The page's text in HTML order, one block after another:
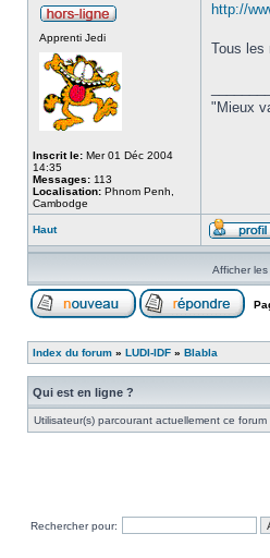
Apprenti Jedi
Inscrit le: Mer 01 Déc 2004
14:35
Messages: 113
Localisation: Phnom Penh,
Cambodge
http://
Tous les
"Mieux
Haut
Afficher
Index du forum » LUDI-IDF » Blabla
Qui est en ligne ?
Utilisateur(s) parcourant actuellement ce
Rechercher pour: